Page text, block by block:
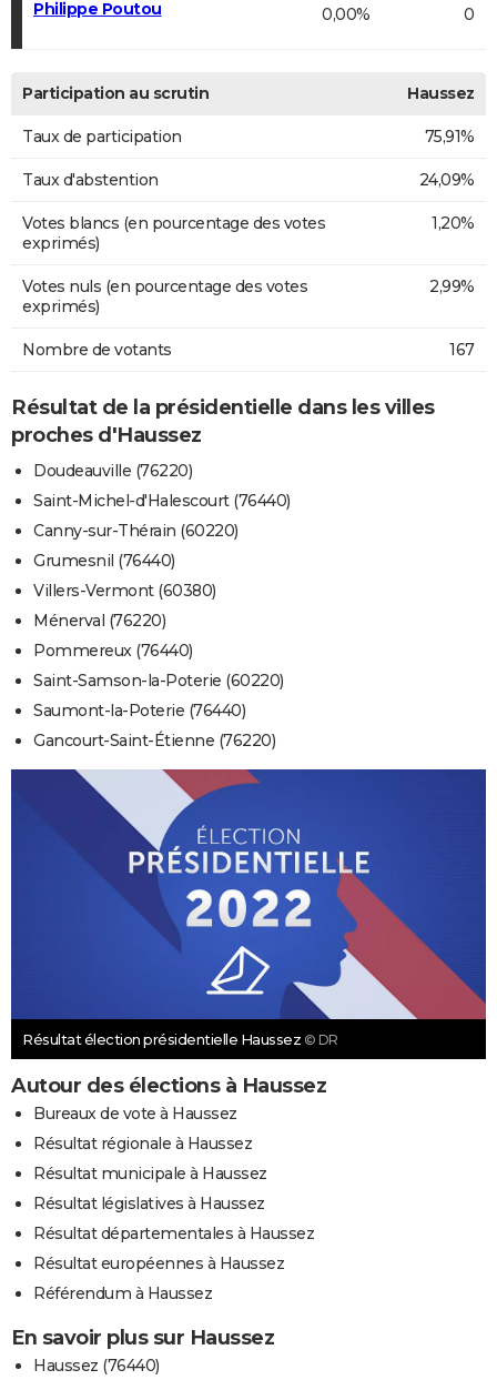
Philippe Poutou 0,00% 0
Participation au scrutin Haussez
Taux de participation 75,91%
Taux d'abstention 24,09%
Votes blancs (en pourcentage des votes
exprimés)
1,20%
Votes nuls (en pourcentage des votes
exprimés)
2,99%
Nombre de votants 167
Résultat de la présidentielle dans les villes
proches d'Haussez
Doudeauville (76220)
Saint-Michel-d'Halescourt (76440)
Canny-sur-Thérain (60220)
Grumesnil (76440)
Villers-Vermont (60380)
Ménerval (76220)
Pommereux (76440)
Saint-Samson-la-Poterie (60220)
Saumont-la-Poterie (76440)
Gancourt-Saint-Étienne (76220)
Résultat élection présidentielle Haussez © DR
Autour des élections à Haussez
Bureaux de vote à Haussez
Résultat régionale à Haussez
Résultat municipale à Haussez
Résultat législatives à Haussez
Résultat départementales à Haussez
Résultat européennes à Haussez
Référendum à Haussez
En savoir plus sur Haussez
Haussez (76440)